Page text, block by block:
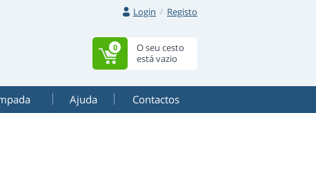
Login
Registo
O seu cesto
está vazio
0
Ajuda Contactos